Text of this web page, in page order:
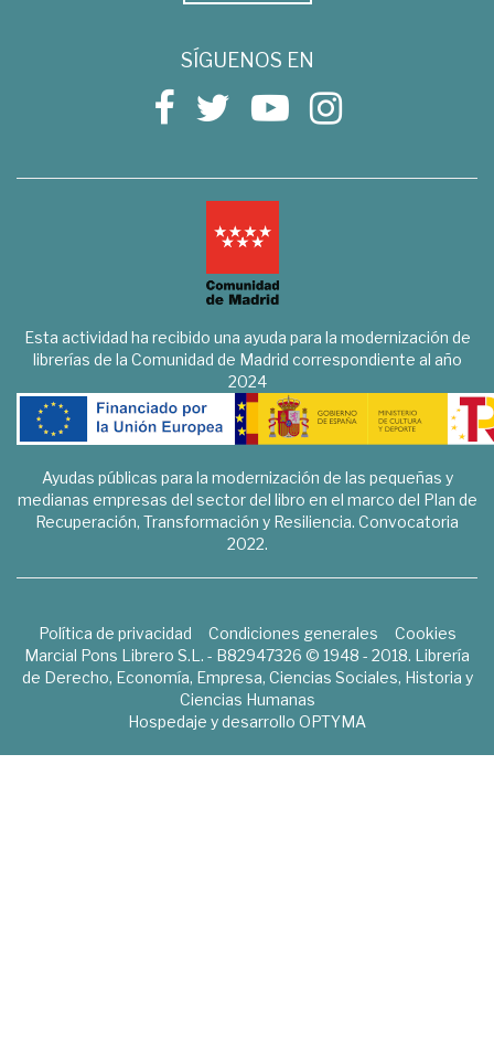
SÍGUENOS EN
Esta actividad ha recibido una ayuda para la modernización de
librerías de la Comunidad de Madrid correspondiente al año
2024
Ayudas públicas para la modernización de las pequeñas y
medianas empresas del sector del libro en el marco del Plan de
Recuperación, Transformación y Resiliencia. Convocatoria
2022.
Política de privacidad Condiciones generales
Cookies
Marcial Pons Librero S.L. - B82947326 © 1948 - 2018. Librería
de Derecho, Economía, Empresa, Ciencias Sociales, Historia y
Ciencias Humanas
Hospedaje y desarrollo OPTYMA